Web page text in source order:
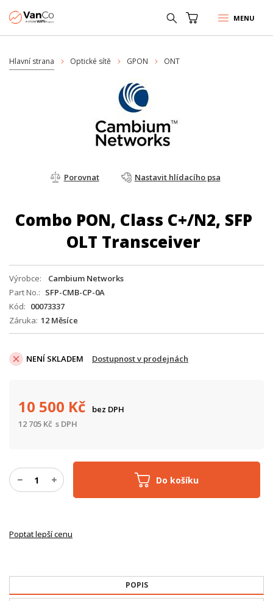
MENU
Hlavní strana Optické sítě GPON ONT
Porovnat Nastavit hlídacího psa
Combo PON, Class C+/N2, SFP
OLT Transceiver
Výrobce
Cambium Networks
Part No.
SFP-CMB-CP-0A
Kód
00073337
Záruka 12 Měsíce
NENÍ SKLADEM Dostupnost v prodejnách
Do košíku
10 500 Kč
bez DPH
12 705 Kč s DPH
Poptat lepší cenu
POPIS